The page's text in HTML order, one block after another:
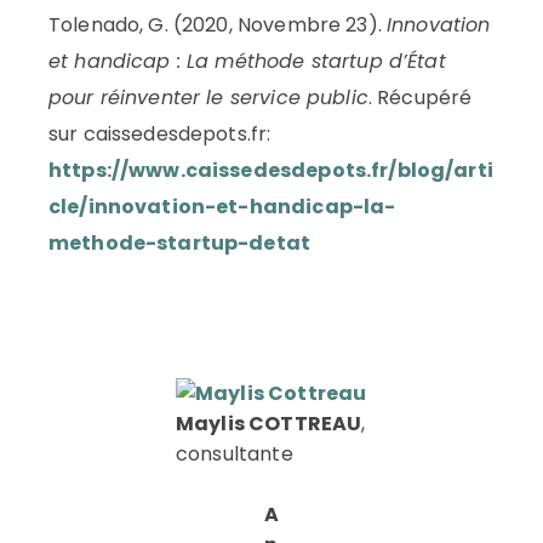
Tolenado, G. (2020, Novembre 23).Innovation
et handicap : La méthode startup d’État
pour réinventer le service public. Récupéré
sur caissedesdepots.fr:
https://www.caissedesdepots.fr/blog/arti
cle/innovation-et-handicap-la-
methode-startup-detat
Maylis COTTREAU,
consultante
A